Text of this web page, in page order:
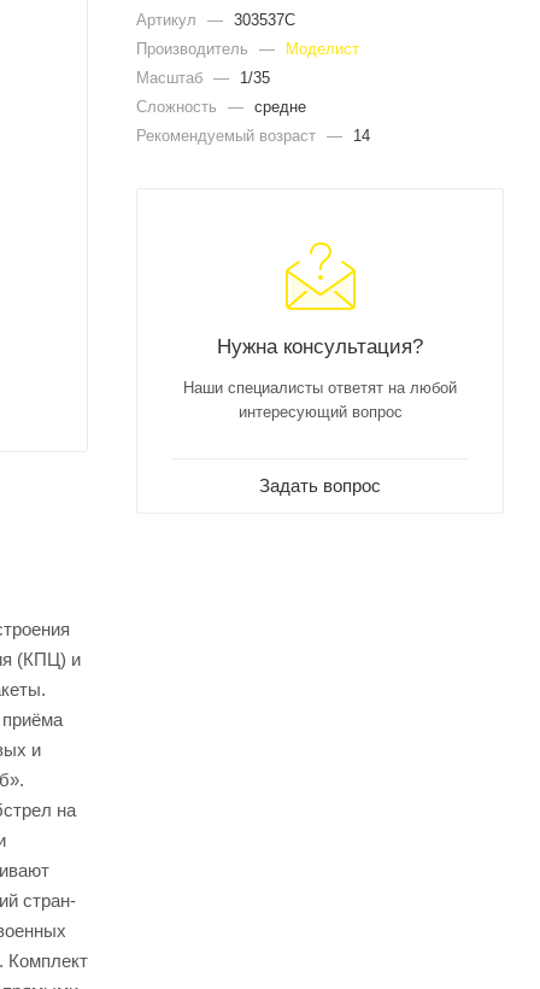
(КПЦ) и
и
на
стран-
Комплект
Артикул — 303537C
Производитель
—
Моделист
Масштаб —
1/35
Сложность
— средне
Рекомендуемый возраст — 14
Нужна консультация?
Наши специалисты ответят на любой
интересующий вопрос
Задать вопрос